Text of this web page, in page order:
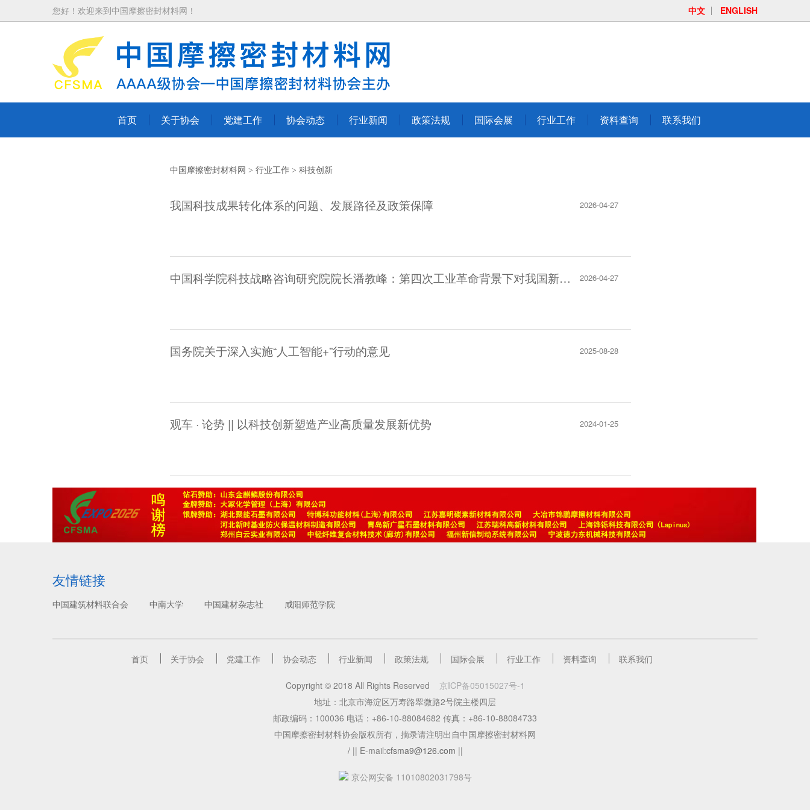
您好！欢迎来到中国摩擦密封材料网！ 中文 ENGLISH
首页 关于协会 党建工作 协会动态 行业新闻 政策法规 国际会展 行业工作 资料查询 联系我们
中国摩擦密封材料网 行业工作 科技创新
我国科技成果转化体系的问题、发展路径及政策保障 2026-04-27
中国科学院科技战略咨询研究院院长潘教峰：第四次工业革命背景下对我国新型工业化发展的若干认识与建议 2026-04-27
国务院关于深入实施“人工智能+”行动的意见 2025-08-28
观车 · 论势 || 以科技创新塑造产业高质量发展新优势 2024-01-25
友情链接
中国建筑材料联合会 中南大学 中国建材杂志社 咸阳师范学院
首页 关于协会 党建工作 协会动态 行业新闻 政策法规 国际会展 行业工作 资料查询 联系我们
Copyright © 2018 All Rights Reserved 京ICP备05015027号-1
地址：北京市海淀区万寿路翠微路2号院主楼四层
邮政编码：100036 电话：+86-10-88084682 传真：+86-10-88084733
中国摩擦密封材料协会版权所有，摘录请注明出自中国摩擦密封材料网
/|| E-mail:cfsma9@126.com ||
京公网安备 11010802031798号